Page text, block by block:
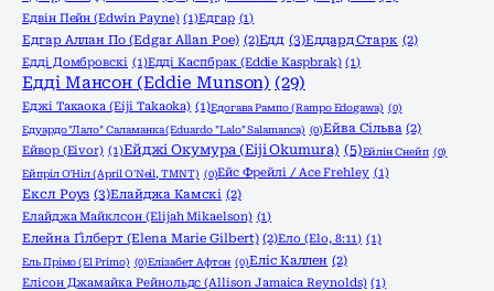
Едвін Пейн (Edwin Payne) (1)Едгар (1)
Едгар Аллан По (Edgar Allan Poe) (2)Едд (3)Еддард Старк (2)
Едді Домбровскі (1)Едді Каспбрак (Eddie Kaspbrak) (1)
Едді Мансон (Eddie Munson) (29)
Еджі Такаока (Eiji Takaoka) (1)Едогава Рампо (Rampo Edogawa) (0)
Едуардо "Лало" Саламанка (Eduardo "Lalo" Salamanca) (0)Ейва Сільва (2)
Ейвор (Eivor) (1)Ейджі Окумура (Eiji Okumura) (5)Ейлін Снейп (0)
Ейпріл О'Ніл (April O'Neil, TMNT) (0)Ейс Фрейлі / Ace Frehley (1)
Ексл Роуз (3)Елайджа Камскі (2)
Елайджа Майклсон (Elijah Mikaelson) (1)
Елейна Ґілберт (Elena Marie Gilbert) (2)Ело (Elo, 8:11) (1)
Ель Прімо (El Primo) (0)Елізабет Афтон (0)Еліс Каллен (2)
Елісон Джамайка Рейнольдс (Allison Jamaica Reynolds) (1)